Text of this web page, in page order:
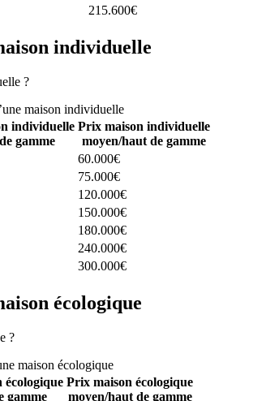
215.600€
individuelle
?
maison individuelle
individuelle
gamme
Prix maison individuelle
moyen/haut de gamme
60.000€
75.000€
120.000€
150.000€
180.000€
240.000€
300.000€
écologique
?
maison écologique
écologique
gamme
Prix maison écologique
moyen/haut de gamme